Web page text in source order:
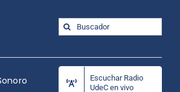
Buscar:
Escuchar Radio
UdeC en vivo